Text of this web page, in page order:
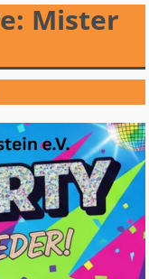
Mister